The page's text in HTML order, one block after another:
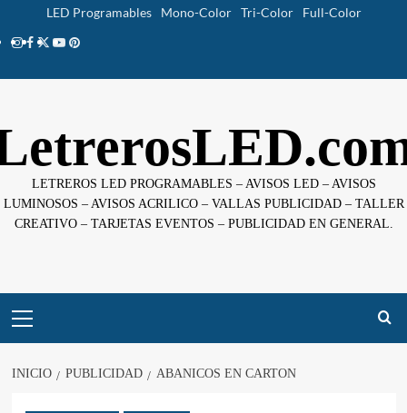
LED Programables Mono-Color Tri-Color
Full-Color
Instagram
facebook
twitter
youtube
pinterest
LETREROS LED PROGRAMABLES – AVISOS LED – AVISOS
LUMINOSOS – AVISOS ACRILICO – VALLAS PUBLICIDAD – TALLER
CREATIVO – TARJETAS EVENTOS – PUBLICIDAD EN GENERAL.
principal
INICIO PUBLICIDAD ABANICOS EN CARTON